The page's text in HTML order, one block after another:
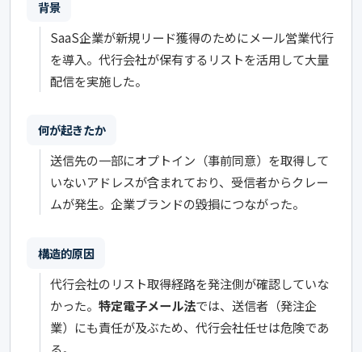
背景
SaaS企業が新規リード獲得のためにメール営業代行
を導入。代行会社が保有するリストを活用して大量
配信を実施した。
何が起きたか
送信先の一部にオプトイン（事前同意）を取得して
いないアドレスが含まれており、受信者からクレー
ムが発生。企業ブランドの毀損につながった。
構造的原因
代行会社のリスト取得経路を発注側が確認していな
かった。 特定電子メール法では、送信者（発注企
業）にも責任が及ぶため、代行会社任せは危険であ